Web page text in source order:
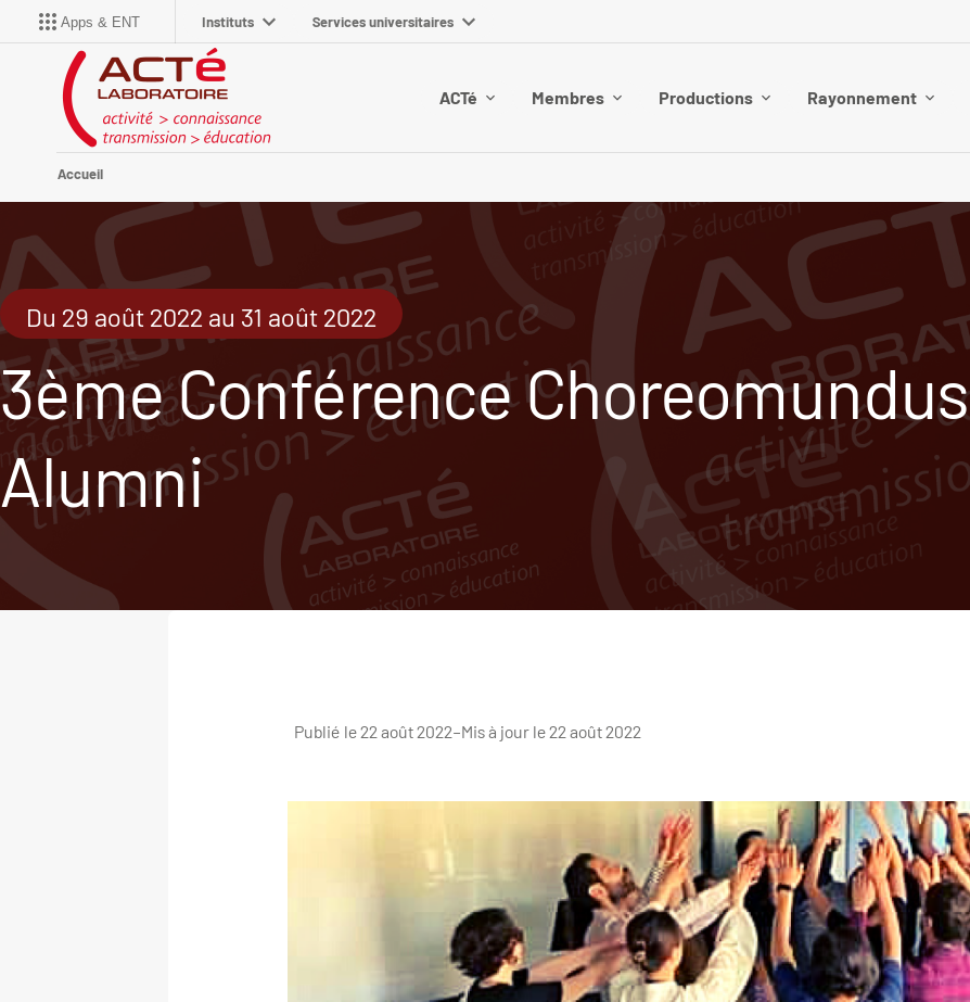
Apps & ENT Instituts Services universitaires
ACTé Membres Productions Rayonnement
Accueil
Du 29 août 2022 au 31 août 2022
3ème Conférence Choreomundus
Alumni
Publié le 22 août 2022–Mis à jour le 22 août 2022